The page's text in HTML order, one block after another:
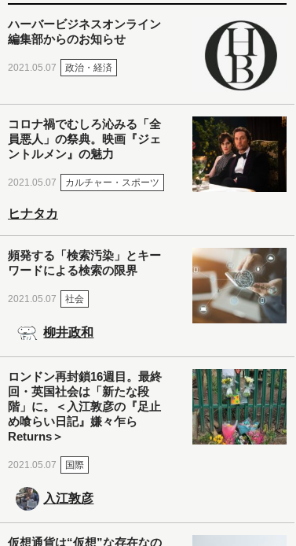
ハーバービジネスオンライン
編集部からのお知らせ
2021.05.07 政治・経済
コロナ禍でむしろ沁みる「全
員悪人」の祭典。映画『ジェ
ントルメン』の魅力
2021.05.07 カルチャー・スポーツ
ヒナタカ
頻発する「検索汚染」とキー
ワードによる検索の限界
2021.05.07 社会
柳井政和
ロンドン再封鎖16週目。最終
回・英国社会は「新たな段
階」に。＜入江敦彦の『足止
め喰らい日記』嫌々乍ら
Returns＞
2021.05.07 国際
入江敦彦
仮想通貨は“仮想”な存在なの